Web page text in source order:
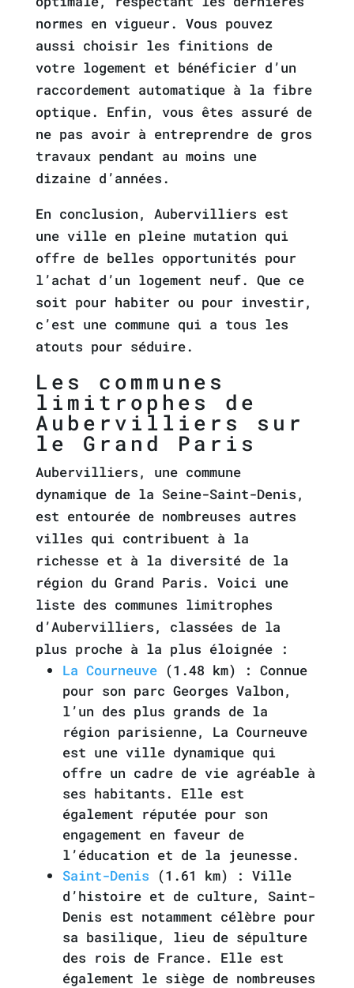
normes en vigueur. Vous pouvez
aussi choisir les finitions de
votre logement et bénéficier d’un
raccordement automatique à la fibre
optique. Enfin, vous êtes assuré de
ne pas avoir à entreprendre de gros
travaux pendant au moins une
dizaine d’années.
En conclusion, Aubervilliers est
une ville en pleine mutation qui
offre de belles opportunités pour
l’achat d’un logement neuf. Que ce
soit pour habiter ou pour investir,
c’est une commune qui a tous les
atouts pour séduire.
Les communes
limitrophes de
Aubervilliers sur
le Grand Paris
Aubervilliers, une commune
dynamique de la Seine-Saint-Denis,
est entourée de nombreuses autres
villes qui contribuent à la
richesse et à la diversité de la
région du Grand Paris. Voici une
liste des communes limitrophes
d’Aubervilliers, classées de la
plus proche à la plus éloignée :
La Courneuve(1.48 km) : Connue
pour son parc Georges Valbon,
l’un des plus grands de la
région parisienne, La Courneuve
est une ville dynamique qui
offre un cadre de vie agréable à
ses habitants. Elle est
également réputée pour son
engagement en faveur de
l’éducation et de la jeunesse.
Saint-Denis (1.61 km) : Ville
d’histoire et de culture, Saint-
Denis est notamment célèbre pour
sa basilique, lieu de sépulture
des rois de France. Elle est
également le siège de nombreuses